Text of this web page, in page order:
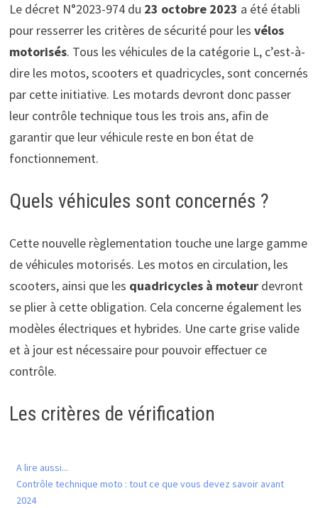
Le décret N°2023-974 du 23 octobre 2023 a été établi
pour resserrer les critères de sécurité pour les vélos
motorisés. Tous les véhicules de la catégorie L, c’est-à-
dire les motos, scooters et quadricycles, sont concernés
par cette initiative. Les motards devront donc passer
leur contrôle technique tous les trois ans, afin de
garantir que leur véhicule reste en bon état de
fonctionnement.
Quels véhicules sont concernés ?
Cette nouvelle règlementation touche une large gamme
de véhicules motorisés. Les motos en circulation, les
scooters, ainsi que les quadricycles à moteurdevront
se plier à cette obligation. Cela concerne également les
modèles électriques et hybrides. Une carte grise valide
et à jour est nécessaire pour pouvoir effectuer ce
contrôle.
Les critères de vérification
A lire aussi...
Contrôle technique moto : tout ce que vous devez savoir avant
2024